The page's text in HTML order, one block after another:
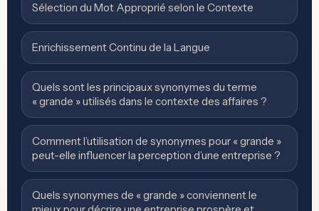
Sélection du Mot Approprié selon le Contexte
Enrichissement Continu de la Langue
Quels sont les principaux synonymes du terme
« grande » utilisés dans le contexte des affaires ?
Comment l’utilisation de synonymes pour « grande »
peut-elle influencer la perception d’une entreprise ?
Quels synonymes de « grande » conviennent le